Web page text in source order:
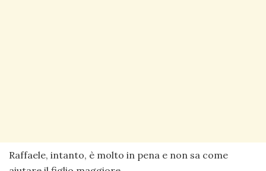
Raffaele, intanto, è molto in pena e non sa come